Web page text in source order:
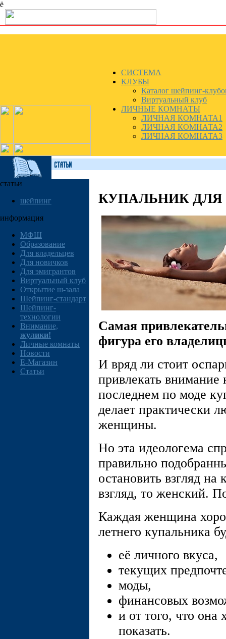
ё
СИСТЕМА
КЛУБЫ
Каталог шейпинг-
Виртуальный клуб
ЛИЧНЫЕ КОМНАТЫ
ЛИЧНАЯ КОМНАТА1
ЛИЧНАЯ КОМНАТА2
ЛИЧНАЯ КОМНАТА3
статьи
шейпинг
информация
МФШ
Образование
Для владельцев
Для новичков
Для эмигрантов
Виртуальный клуб
Открытие ш-зала
Шейпинг-стандарт
Шейпинг-
технологии
Внимание,
жулики!
Личные комнаты
Новости
E-Магазин
Статьи
КУПАЛЬНИК
Самая
фигура его
И вряд ли стоит
привлекать
последнем по моде
делает практически
женщины.
Но эта идеологема
правильно
остановить взгляд
взгляд, то женский.
Каждая женщина
летнего купальника
её личного вкуса,
текущих
моды,
финансовых
и от того, что она
показать.